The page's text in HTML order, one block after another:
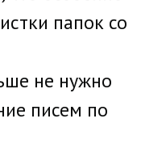
папок со
не нужно
писем по